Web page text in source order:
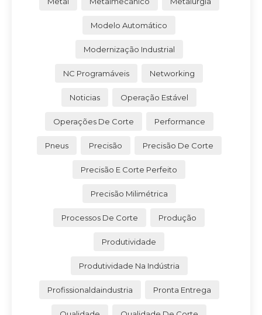
Modelo Automático
Modernização Industrial
NC Programáveis Networking
Noticias Operação Estável
Operações De Corte Performance
Pneus Precisão Precisão De Corte
Precisão E Corte Perfeito
Precisão Milimétrica
Processos De Corte Produção
Produtividade
Produtividade Na Indústria
Profissionaldaindustria Pronta Entrega